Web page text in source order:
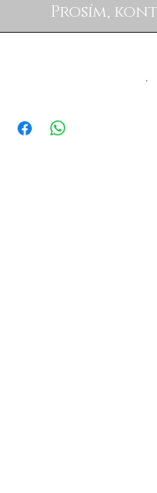
Prosím,
.